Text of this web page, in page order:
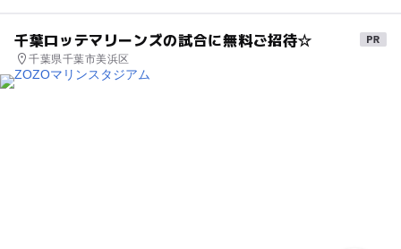
千葉ロッテマリーンズの試合に無料ご招待☆
千葉県千葉市美浜区